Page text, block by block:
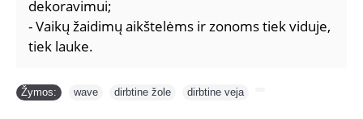
dekoravimui;
- Vaikų žaidimų aikštelėms ir zonoms tiek viduje,
tiek lauke.
Žymos: wave dirbtine žole dirbtine veja